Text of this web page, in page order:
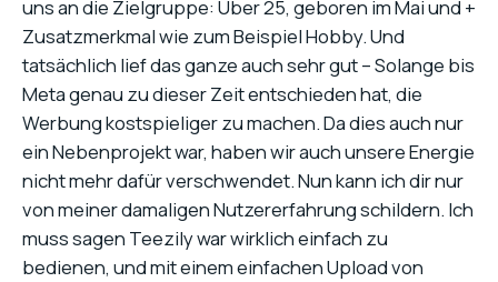
uns an die Zielgruppe: Über 25, geboren im Mai und +
Zusatzmerkmal wie zum Beispiel Hobby. Und
tatsächlich lief das ganze auch sehr gut – Solange bis
Meta genau zu dieser Zeit entschieden hat, die
Werbung kostspieliger zu machen. Da dies auch nur
ein Nebenprojekt war, haben wir auch unsere Energie
nicht mehr dafür verschwendet. Nun kann ich dir nur
von meiner damaligen Nutzererfahrung schildern. Ich
muss sagen Teezily war wirklich einfach zu
bedienen, und mit einem einfachen Upload von